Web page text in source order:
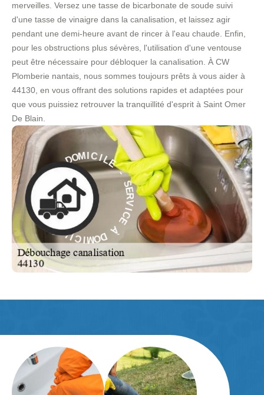
merveilles. Versez une tasse de bicarbonate de soude suivi
d'une tasse de vinaigre dans la canalisation, et laissez agir
pendant une demi-heure avant de rincer à l'eau chaude. Enfin,
pour les obstructions plus sévères, l'utilisation d'une ventouse
peut être nécessaire pour débloquer la canalisation. À CW
Plomberie nantais, nous sommes toujours prêts à vous aider à
44130, en vous offrant des solutions rapides et adaptées pour
que vous puissiez retrouver la tranquillité d'esprit à Saint Omer
De Blain.
S
E
R
V
I
E
À
DO
MICIL E -
S
E
R
V
I
C
E
À
D
O
M
I
C
I
L
E
-